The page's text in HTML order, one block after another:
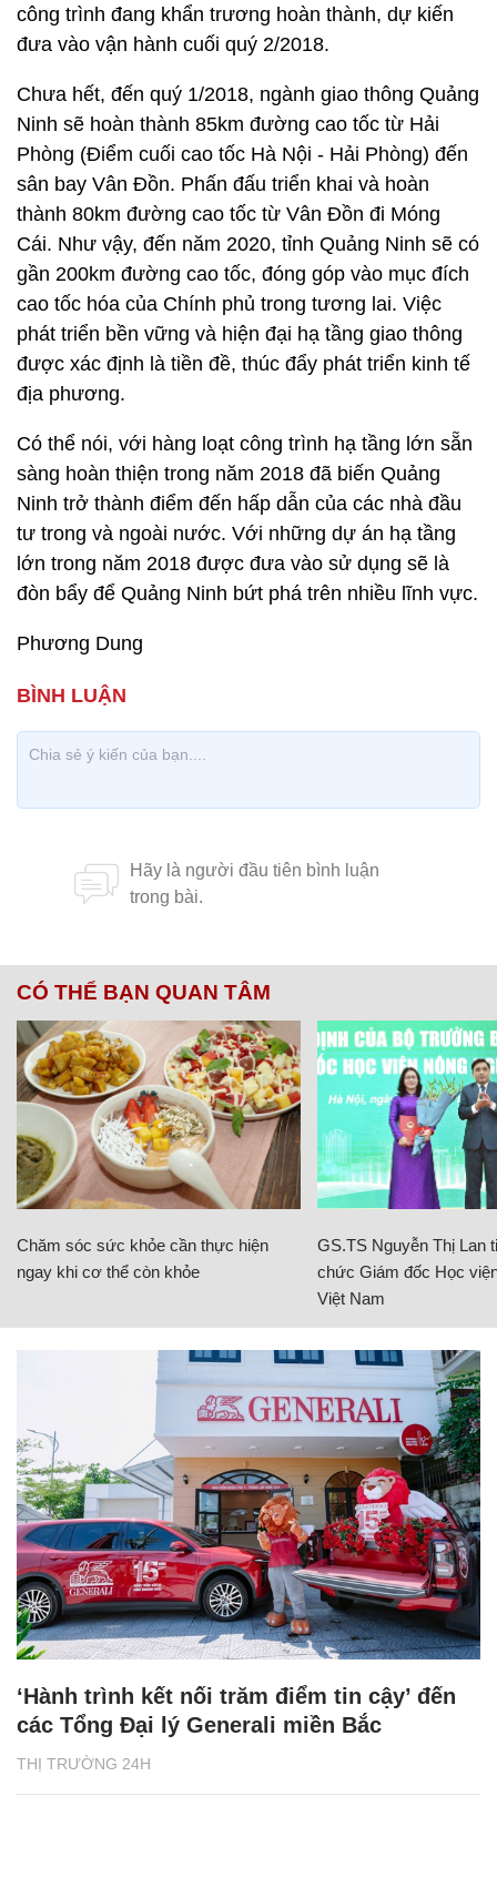
công trình đang khẩn trương hoàn thành, dự kiến
đưa vào vận hành cuối quý 2/2018.
Chưa hết, đến quý 1/2018, ngành giao thông Quảng
Ninh sẽ hoàn thành 85km đường cao tốc từ Hải
Phòng (Điểm cuối cao tốc Hà Nội - Hải Phòng) đến
sân bay Vân Đồn. Phấn đấu triển khai và hoàn
thành 80km đường cao tốc từ Vân Đồn đi Móng
Cái. Như vậy, đến năm 2020, tỉnh Quảng Ninh sẽ có
gần 200km đường cao tốc, đóng góp vào mục đích
cao tốc hóa của Chính phủ trong tương lai. Việc
phát triển bền vững và hiện đại hạ tầng giao thông
được xác định là tiền đề, thúc đẩy phát triển kinh tế
địa phương.
Có thể nói, với hàng loạt công trình hạ tầng lớn sẵn
sàng hoàn thiện trong năm 2018 đã biến Quảng
Ninh trở thành điểm đến hấp dẫn của các nhà đầu
tư trong và ngoài nước. Với những dự án hạ tầng
lớn trong năm 2018 được đưa vào sử dụng sẽ là
đòn bẩy để Quảng Ninh bứt phá trên nhiều lĩnh vực.
Phương Dung
CÓ THỂ BẠN QUAN TÂM
Chăm sóc sức khỏe cần thực hiện
ngay khi cơ thể còn khỏe
GS.TS Nguyễn Thị Lan
chức Giám đốc Học
Việt Nam
THỊ TRƯỜNG 24H
‘Hành trình kết nối trăm điểm tin cậy’ đến
các Tổng Đại lý Generali miền Bắc